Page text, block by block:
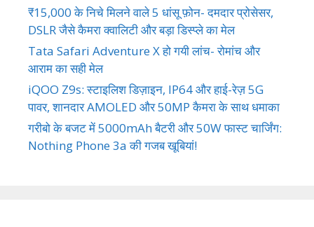
₹15,000 के निचे मिलने वाले 5 धांसू फ़ोन- दमदार प्रोसेसर,
DSLR जैसे कैमरा क्वालिटी और बड़ा डिस्प्ले का मेल
Tata Safari Adventure X हो गयी लांच- रोमांच और
आराम का सही मेल
iQOO Z9s: स्टाइलिश डिज़ाइन, IP64 और हाई-रेज़ 5G
पावर, शानदार AMOLED और 50MP कैमरा के साथ धमाका
गरीबो के बजट में 5000mAh बैटरी और 50W फास्ट चार्जिंग:
Nothing Phone 3a की गजब खूबियां!